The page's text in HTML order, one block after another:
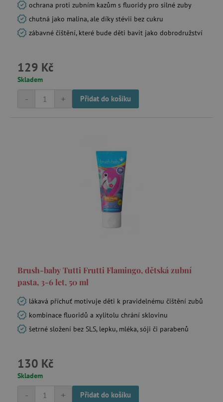
ochrana proti zubním kazům s fluoridy pro silné zuby
chutná jako malina, ale díky stévii bez cukru
zábavné čištění, které bude děti bavit jako dobrodružství
129 Kč
Skladem
+
- Přidat do košíku
Brush-baby Tutti Frutti Flamingo, dětská zubní
pasta, 3-6 let, 50 ml
lákavá příchuť motivuje děti k pravidelnému čištění zubů
kombinace fluoridů a xylitolu chrání sklovinu
šetrné složení bez SLS, lepku, mléka, sóji či parabenů
130 Kč
Skladem
+
- Přidat do košíku